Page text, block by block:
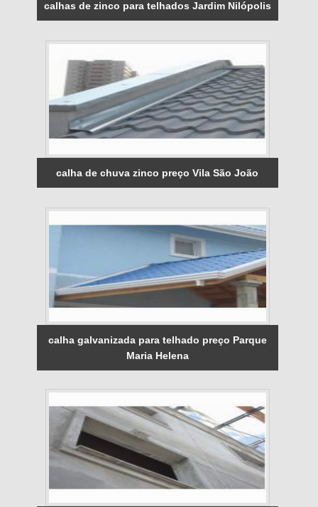
calhas de zinco para telhados Jardim Nilópolis
calha de chuva zinco preço Vila São João
calha galvanizada para telhado preço Parque
Maria Helena